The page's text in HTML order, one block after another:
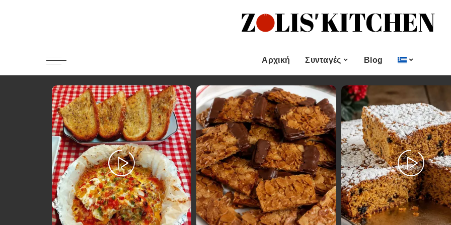
Αρχική Συνταγές
Κατηγορίες
Ορεκτικα & μεζεδες
Ψωμι
Κουλούρια και
Μπισκότα
Γλυκό και Επιδόρπιο
Ποτά και Χυμοί
Ψάρι και Θαλασσινά
Σάλτσες και Αλοιφές
Εποχιακές Συνταγές
Χριστουγεννιάτικες
Συνταγές
Πασχαλινές Συνταγές
Νηστίσιμες Συνταγές
Συνταγές για Αγίου
Βαλεντίνου
Blog
Γλυκό και Επιδόρπιο
Ποτά και Χυμοί
Ψάρι και Θαλασσινά
Σάλτσες και Αλοιφές
Κυρίως πιάτο
Κρέας
Ζυμαρικά
Πίτες και Ζύμες
Σαλάτες
Σνακ
Εποχιακές Συνταγές
Συνταγές για Αγίου
Βαλεντίνου